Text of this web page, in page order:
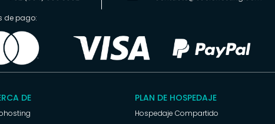
de pago:
DE PLAN DE HOSPEDAJE
Hospedaje Compartido